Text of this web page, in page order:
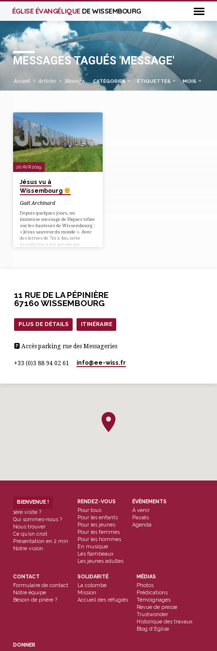
ÉGLISE ÉVANGÉLIQUE DE WISSEMBOURG
MESSAGES TAGUÉS 'MESSAGE'
Accueil Articles Message CATÉGORIES ÉTIQUETTES MOIS
MESSAGES
TAGUÉS
'MESSAGE'
20 AVR 2019
Jésus vu à
Wissembourg
Gaël Archinard
Depuis quelques jours, un
immense message de Pâques trône
sur les hauteurs de Wissembourg :
« Jésus sauveur du monde ». Avec
des lettres de 7m x 4m, cette
installation a été pensée par
habitants de cette vallée. Dans…
11 RUE DE LA PÉPINIÈRE
67160 WISSEMBOURG
PLUS DE DÉTAILS ITINÉRAIRE
🅿 Accès parking rue des Messageries
+33 (0)3 88 94 02 61 info​@ee-wiss.fr
BIENVENUE !
1ère visite ?
Qui sommes-nous ?
Nous trouver
Ce qu’on croit
Présentation en 2 min
Notre vision
RENDEZ-VOUS
Pour tous
Pour les enfants
Pour les jeunes
Pour les femmes
Pour les hommes
En musique
Les flambeaux
Les jeunes adultes
ÉVÈNEMENTS
À venir
Passés
Agenda
CONTACT
Formulaire de contact
Notre équipe
Besoin de prière ?
SOLIDARITÉ
La colombe
Mission
Accueil des réfugiés
MÉDIAS
Photos
Prédications
Témoignages
Revue de presse
Trustwonder
Historique des travaux
Blog d’Eglise
DONNER